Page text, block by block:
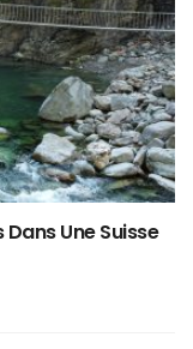
Dans Une Suisse